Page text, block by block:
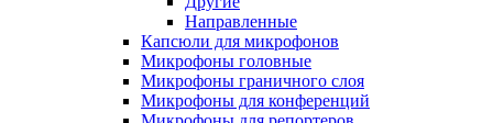
Направленные
Капсюли для микрофонов
Микрофоны головные
Микрофоны граничного слоя
Микрофоны для конференций